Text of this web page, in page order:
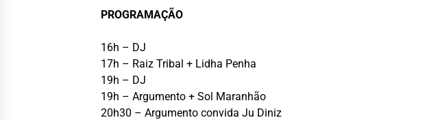
PROGRAMAÇÃO
16h – DJ
17h – Raiz Tribal + Lidha Penha
19h – DJ
19h – Argumento + Sol Maranhão
20h30 – Argumento convida Ju Diniz